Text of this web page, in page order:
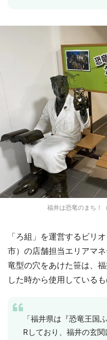
福井は恐竜のまち！
「ろ組」を運営するビリ
市）の店舗担当エリアマ
竜型の穴をあけた笹は、
した時から使用しているも
「福井県は『恐竜王国
Rしており、福井の玄